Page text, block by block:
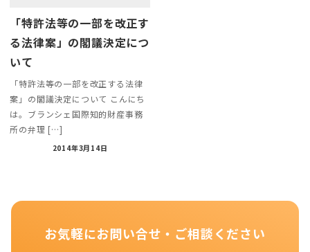
「特許法等の一部を改正す
る法律案」の閣議決定につ
いて
「特許法等の一部を改正する法律
案」の閣議決定について こんにち
は。ブランシェ国際知的財産事務
所の弁理 […]
2014年3月14日
お気軽にお問い合せ・ご相談ください